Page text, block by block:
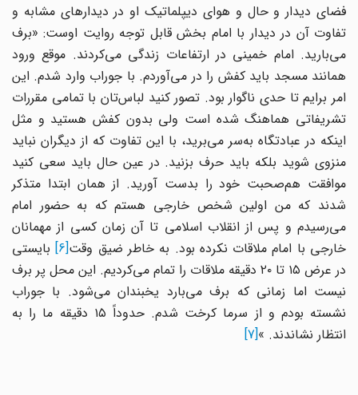
فضای دیدار و حال و هوای دیپلماتیک او در دیدارهای مشابه و
تفاوت آن در دیدار با امام بخش قابل توجه روایت اوست: «برف
می‌بارید. امام خمینی در ارتفاعات زندگی می‌کردند. موقع ورود
همانند مسجد باید کفش را در می‌آوردم. با جوراب وارد شدم. این
امر برایم تا حدی ناگوار بود. تصور کنید لباس‌تان با تمامی مقررات
تشریفاتی هماهنگ شده است ولی بدون کفش هستید و مثل
اینکه در عبادتگاه به‌سر می‌برید، با این تفاوت که از دیگران نباید
منزوی شوید بلکه باید حرف بزنید. در عین حال باید سعی کنید
موافقت هم‌صحبت خود را بدست آورید. از همان ابتدا متذکر
شدند که من اولین شخص خارجی هستم که به حضور امام
می‌رسیدم و پس از انقلاب اسلامی تا آن زمان کسى از مهمانان
خارجى با امام ملاقات نکرده بود. به خاطر ضیق وقت[6] بایستی
در عرض ١٥ تا ٢٠ دقیقه ملاقات را تمام می‌کردیم. این محل پر برف
نیست اما زمانی که برف می‌بارد یخبندان می‌شود. با جوراب
نشسته بودم و از سرما کرخت شدم. حدوداً ١۵ دقیقه ما را به
انتظار نشاندند. »[7]